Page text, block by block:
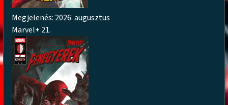
Megjelenés: 2026. augusztus
Marvel+ 21.